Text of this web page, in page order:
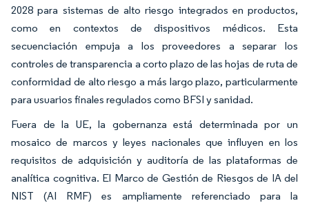
2028 para sistemas de alto riesgo integrados en productos,
como en contextos de dispositivos médicos. Esta
secuenciación empuja a los proveedores a separar los
controles de transparencia a corto plazo de las hojas de ruta de
conformidad de alto riesgo a más largo plazo, particularmente
para usuarios finales regulados como BFSI y sanidad.
Fuera de la UE, la gobernanza está determinada por un
mosaico de marcos y leyes nacionales que influyen en los
requisitos de adquisición y auditoría de las plataformas de
analítica cognitiva. El Marco de Gestión de Riesgos de IA del
NIST (AI RMF) es ampliamente referenciado para la